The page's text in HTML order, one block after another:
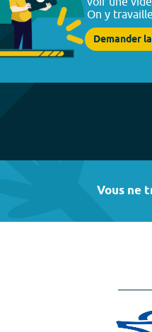
On y
Demander
Vous ne